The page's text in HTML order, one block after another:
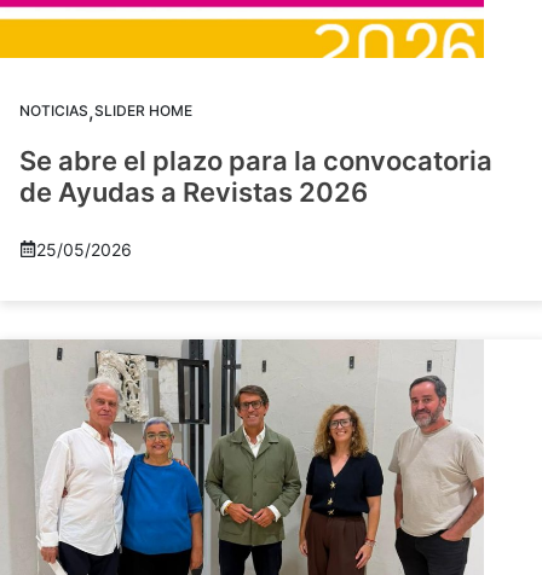
NOTICIAS,SLIDER HOME
Se abre el plazo para la convocatoria
de Ayudas a Revistas 2026
25/05/2026